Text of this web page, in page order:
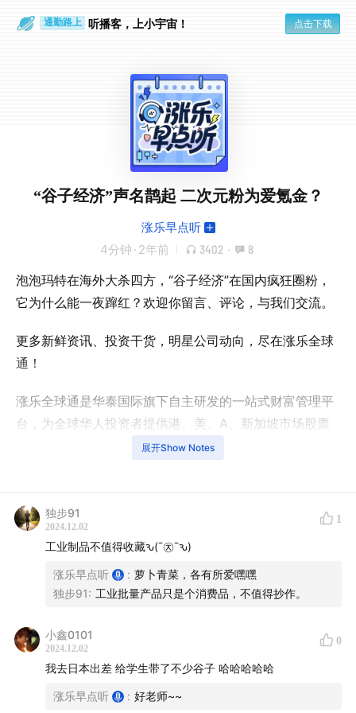
通勤路上 听播客，上小宇宙！ 点击下载
“谷子经济”声名鹊起 二次元粉为爱氪金？
涨乐早点听
4分钟 · 2年前 3402 · 8
泡泡玛特在海外大杀四方，“谷子经济”在国内疯狂圈粉，
它为什么能一夜蹿红？欢迎你留言、评论，与我们交流。
更多新鲜资讯、投资干货，明星公司动向，尽在涨乐全球
通！
涨乐全球通是华泰国际旗下自主研发的一站式财富管理平
台，为全球华人投资者提供港、美、A、新加坡市场股票
交易、公募基金、ETF、保险、智能投顾等多元化金融产
本节目由华泰国际涨乐全球通出品，应财智云
（Yiwealth）制作发行
本资料内容及其资料并不构成任何华泰金融控股(香港)有
限公司为售卖任何证券、产品或投资作出招揽、提出要
否合适提供法律、税务、会计、投资意见或服务。阁下应
审慎评估及评定任何投资的效益及风险，如有疑问，阁下
应就此咨询专业顾问。准投资者应进行所须或适当的独立
调查，包括评估所涉及的投资风险。本资料仅为香港特别
展开Show Notes
独步91
2024.12.02
1
工业制品不值得收藏ԅ(¯㉨¯ԅ)
涨乐早点听 : 萝卜青菜，各有所爱嘿嘿
独步91: 工业批量产品只是个消费品，不值得抄作。
小鑫0101
2024.12.02
0
我去日本出差 给学生带了不少谷子 哈哈哈哈哈
涨乐早点听 : 好老师~~